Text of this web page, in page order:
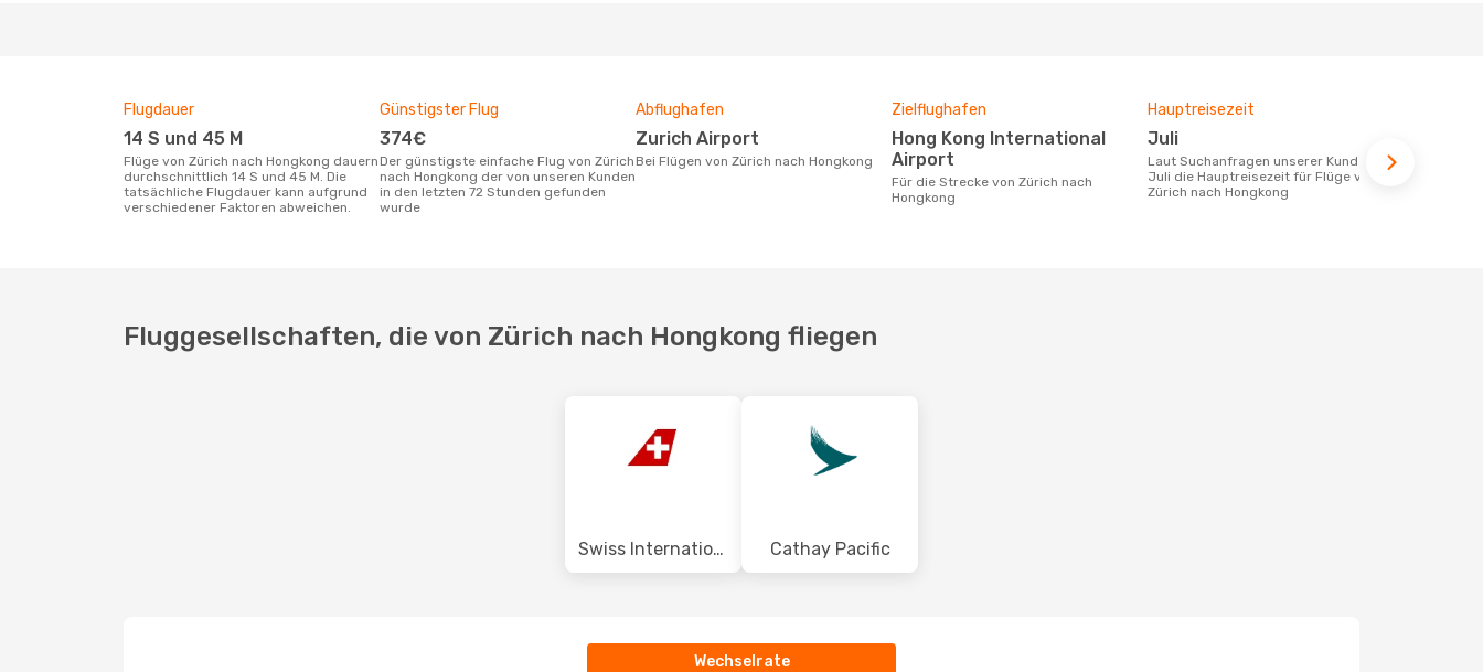
Flugdauer
14 S und 45 M
Flüge von Zürich nach Hongkong dauern
durchschnittlich 14 S und 45 M. Die
tatsächliche Flugdauer kann aufgrund
verschiedener Faktoren abweichen.
Günstigster Flug
374€
Der günstigste einfache Flug von Zürich
nach Hongkong der von unseren Kunden
in den letzten 72 Stunden gefunden
wurde
Abflughafen
Zurich Airport
Bei Flügen von Zürich nach Hongkong
Zielflughafen
Hong Kong International
Airport
Für die Strecke von Zürich nach
Hongkong
Hauptreisezeit
Juli
Laut Suchanfragen unserer Kunden ist
Juli die Hauptreisezeit für Flüge von
Zürich nach Hongkong
Fluggesellschaften, die von Zürich nach Hongkong fliegen
Swiss International Air Lines Cathay Pacific
Wechselrate